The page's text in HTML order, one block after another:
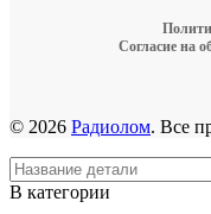
Согласие на
© 2026 Радиолом. Все
В категории